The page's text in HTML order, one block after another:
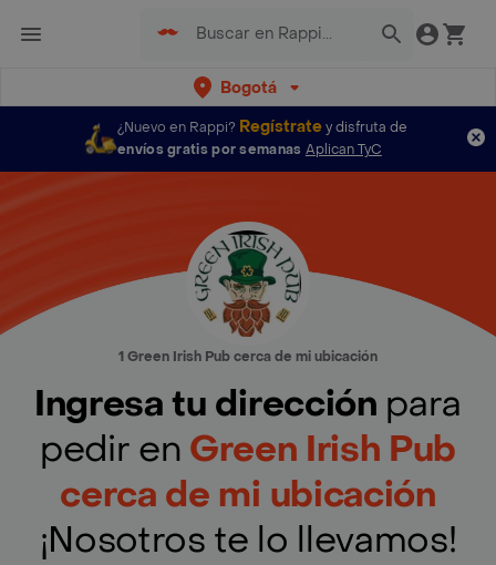
Bogotá
¿Nuevo en Rappi? Regístratey disfruta de
envíos gratis por semanas Aplican TyC
1 Green Irish Pub cerca de mi ubicación
Ingresa tu dirección para
pedir en Green Irish Pub
cerca de mi ubicación
¡Nosotros te lo llevamos!